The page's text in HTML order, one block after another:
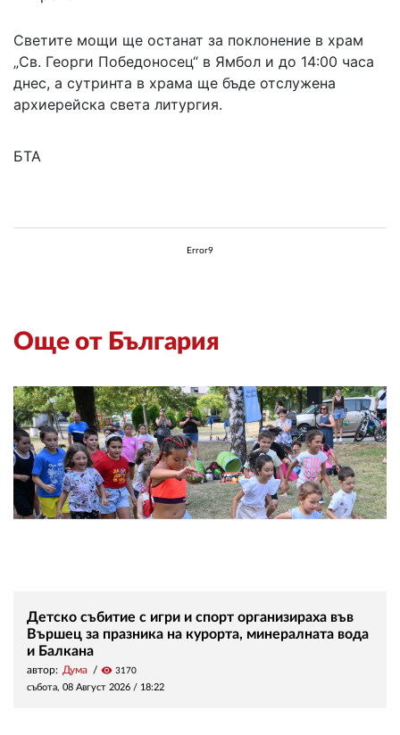
Светите мощи ще останат за поклонение в храм
„Св. Георги Победоносец“ в Ямбол и до 14:00 часа
днес, а сутринта в храма ще бъде отслужена
архиерейска света литургия.
БТА
Error9
Още от България
Детско събитие с игри и спорт организираха във
Вършец за празника на курорта, минералната вода
и Балкана
автор: Дума visibility 3170
събота, 08 Август 2026 / 18:22